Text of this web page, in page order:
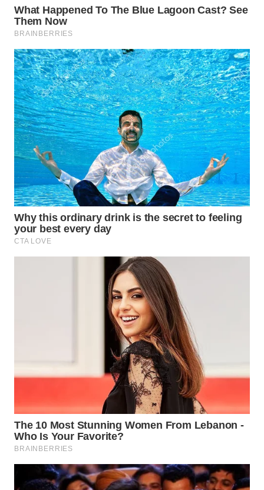
WN
PRIANGAN
TIMUR
WN
SEMARANG
WN
SOLO
WN
BOROBUDUR
WN
MADURA
WN
LIKUPANG
WN
LABUANBAJO